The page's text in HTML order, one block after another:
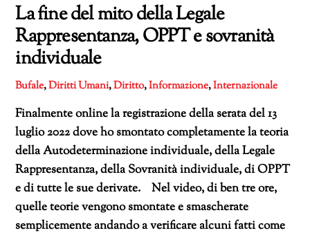
La fine del mito della Legale
Rappresentanza, OPPT e sovranità
individuale
Bufale,Diritti Umani,Diritto,Informazione,Internazionale
Finalmente online la registrazione della serata del 13
luglio 2022 dove ho smontato completamente la teoria
della Autodeterminazione individuale, della Legale
Rappresentanza, della Sovranità individuale, di OPPT
e di tutte le sue derivate. Nel video, di ben tre ore,
quelle teorie vengono smontate e smascherate
semplicemente andando a verificare alcuni fatti come